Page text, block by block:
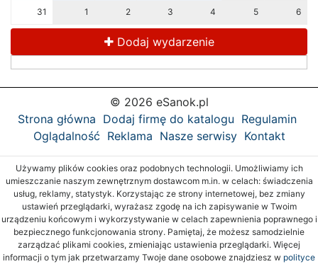
31 1 2 3 4 5 6
Dodaj wydarzenie
© 2026 eSanok.pl
Strona główna Dodaj firmę do katalogu Regulamin
Oglądalność Reklama Nasze serwisy Kontakt
Używamy plików cookies oraz podobnych technologii. Umożliwiamy ich
umieszczanie naszym zewnętrznym dostawcom m.in. w celach: świadczenia
usług, reklamy, statystyk. Korzystając ze strony internetowej, bez zmiany
ustawień przeglądarki, wyrażasz zgodę na ich zapisywanie w Twoim
urządzeniu końcowym i wykorzystywanie w celach zapewnienia poprawnego i
bezpiecznego funkcjonowania strony. Pamiętaj, że możesz samodzielnie
zarządzać plikami cookies, zmieniając ustawienia przeglądarki. Więcej
informacji o tym jak przetwarzamy Twoje dane osobowe znajdziesz w polityce